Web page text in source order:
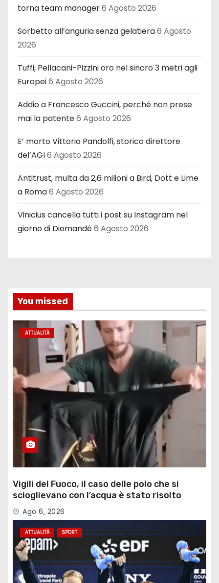
torna team manager6 Agosto 2026
Sorbetto all’anguria senza gelatiera6 Agosto
2026
Tuffi, Pellacani-Pizzini oro nel sincro 3 metri agli
Europei6 Agosto 2026
Addio a Francesco Guccini, perché non prese
mai la patente6 Agosto 2026
E’ morto Vittorio Pandolfi, storico direttore
del’AGI6 Agosto 2026
Antitrust, multa da 2,6 milioni a Bird, Dott e Lime
a Roma6 Agosto 2026
Vinicius cancella tutti i post su Instagram nel
giorno di Diomandé6 Agosto 2026
You missed
ATTUALITÀ
Vigili del Fuoco, il caso delle polo che si
scioglievano con l’acqua è stato risolto
Ago 6, 2026
ATTUALITÀ SPORT